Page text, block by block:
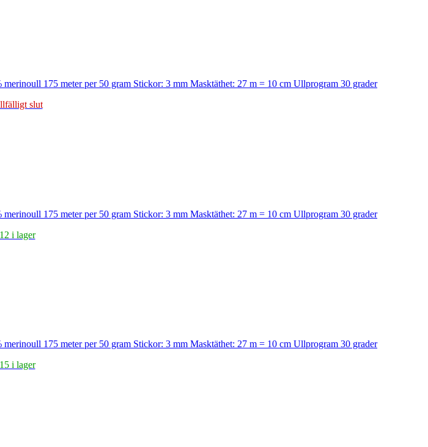
175 meter per 50 gram Stickor: 3 mm Masktäthet: 27 m = 10 cm Ullprogram 30 grader
slut
175 meter per 50 gram Stickor: 3 mm Masktäthet: 27 m = 10 cm Ullprogram 30 grader
12 i lager
175 meter per 50 gram Stickor: 3 mm Masktäthet: 27 m = 10 cm Ullprogram 30 grader
15 i lager